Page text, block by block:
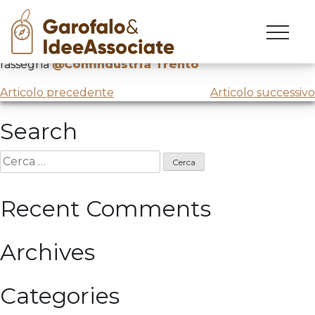
Skip
content
Una certa idea di futuro, terzo incontro della
rassegna@Confindustria Trento
Navigazione
articoli
Articolo precedente Articolo successivo
Search
Ricerca
per:
Recent Comments
Archives
Categories